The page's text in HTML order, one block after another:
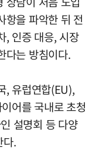
항을 파악한 뒤 전
, 인증 대응, 시장
다는 방침이다.
, 유럽연합(EU),
어를 국내로 초청
설명회 등 다양
다.